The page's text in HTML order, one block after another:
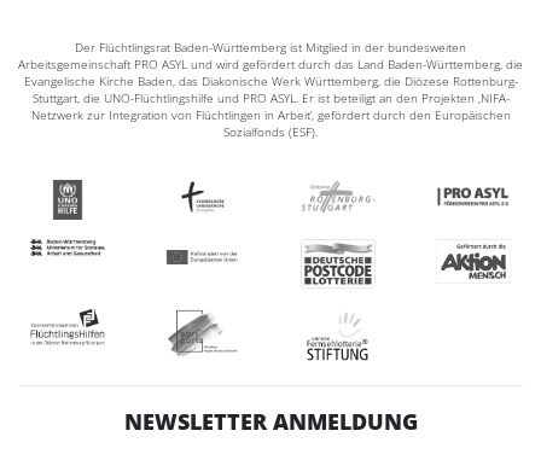
Der Flüchtlingsrat Baden-Württemberg ist Mitglied in der bundesweiten
Arbeitsgemeinschaft PRO ASYL und wird gefördert durch das Land Baden-Württemberg, die
Evangelische Kirche Baden, das Diakonische Werk Württemberg, die Diözese Rottenburg-
Stuttgart, die UNO-Flüchtlingshilfe und PRO ASYL. Er ist beteiligt an den Projekten ‚NIFA-
Netzwerk zur Integration von Flüchtlingen in Arbeit‘, gefördert durch den Europäischen
Sozialfonds (ESF).
NEWSLETTER ANMELDUNG